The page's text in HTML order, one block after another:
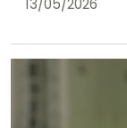
13/05/2026